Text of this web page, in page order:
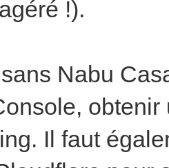
!).
Nabu
Il faut